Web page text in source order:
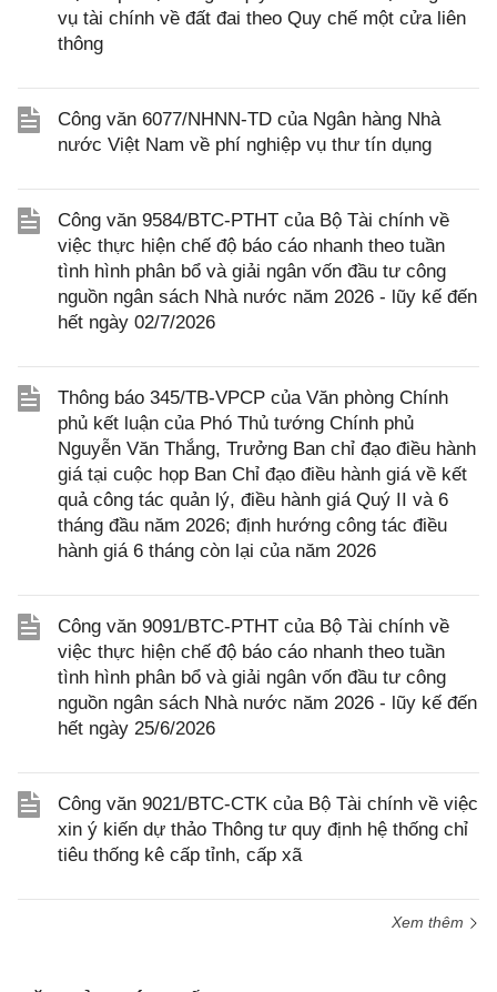
vụ tài chính về đất đai theo Quy chế một cửa liên
thông
Công văn 6077/NHNN-TD của Ngân hàng Nhà
nước Việt Nam về phí nghiệp vụ thư tín dụng
Công văn 9584/BTC-PTHT của Bộ Tài chính về
việc thực hiện chế độ báo cáo nhanh theo tuần
tình hình phân bổ và giải ngân vốn đầu tư công
nguồn ngân sách Nhà nước năm 2026 - lũy kế đến
hết ngày 02/7/2026
Thông báo 345/TB-VPCP của Văn phòng Chính
phủ kết luận của Phó Thủ tướng Chính phủ
Nguyễn Văn Thắng, Trưởng Ban chỉ đạo điều hành
giá tại cuộc họp Ban Chỉ đạo điều hành giá về kết
quả công tác quản lý, điều hành giá Quý II và 6
tháng đầu năm 2026; định hướng công tác điều
hành giá 6 tháng còn lại của năm 2026
Công văn 9091/BTC-PTHT của Bộ Tài chính về
việc thực hiện chế độ báo cáo nhanh theo tuần
tình hình phân bổ và giải ngân vốn đầu tư công
nguồn ngân sách Nhà nước năm 2026 - lũy kế đến
hết ngày 25/6/2026
Công văn 9021/BTC-CTK của Bộ Tài chính về việc
xin ý kiến dự thảo Thông tư quy định hệ thống chỉ
tiêu thống kê cấp tỉnh, cấp xã
Xem thêm